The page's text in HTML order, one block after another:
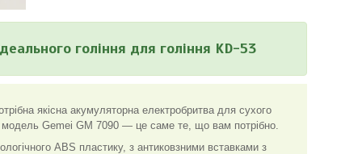
гоління для гоління KD-53
якісна акумуляторна електробритва для сухого
Gemei GM 7090 — це саме те, що вам потрібно.
ABS пластику, з антиковзними вставками з